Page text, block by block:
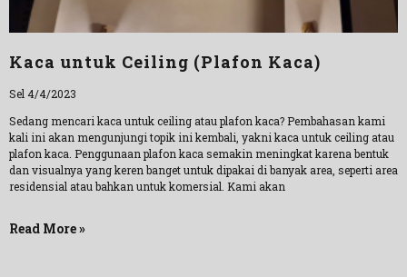
Kaca untuk Ceiling (Plafon Kaca)
Sel 4/4/2023
Sedang mencari kaca untuk ceiling atau plafon kaca? Pembahasan kami
kali ini akan mengunjungi topik ini kembali, yakni kaca untuk ceiling atau
plafon kaca. Penggunaan plafon kaca semakin meningkat karena bentuk
dan visualnya yang keren banget untuk dipakai di banyak area, seperti area
residensial atau bahkan untuk komersial. Kami akan
Read More »